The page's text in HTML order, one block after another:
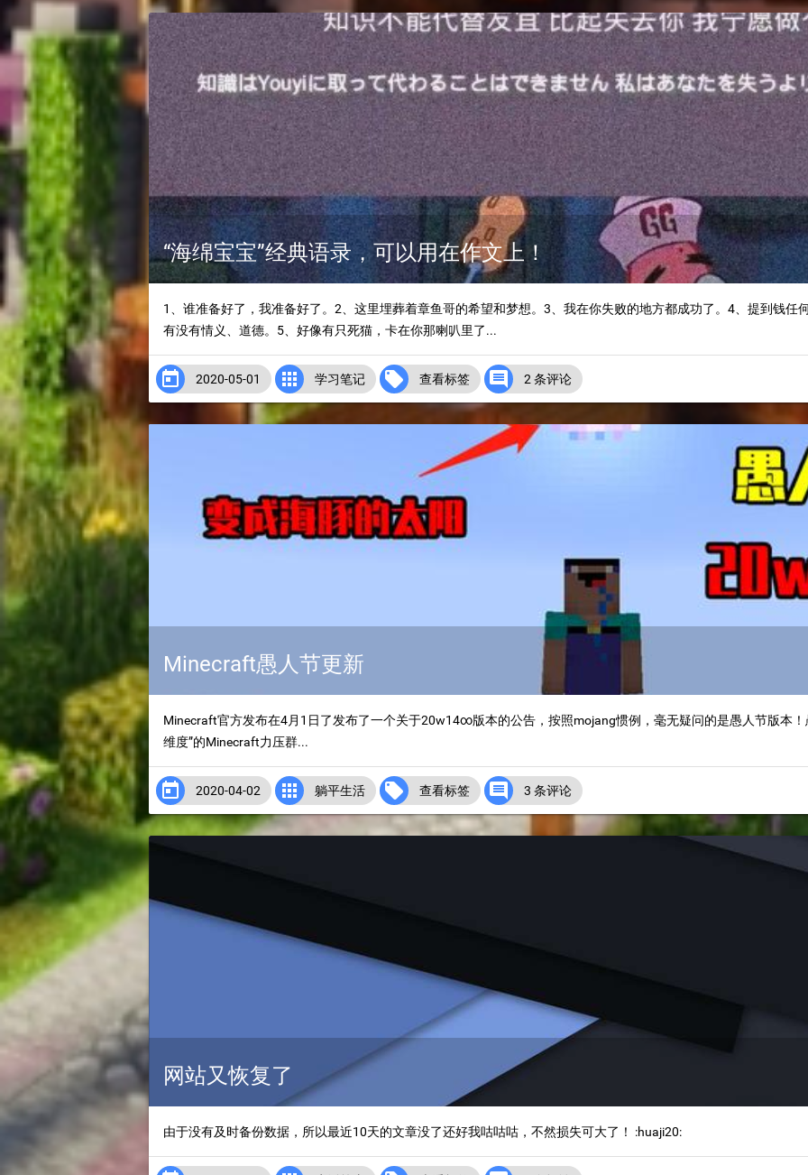
“海绵宝宝”经典语录，可以用在作文上！
1、谁准备好了，我准备好了。2、这里埋葬着章鱼哥的希望和梦想。3、我在你失败的地方都成功了。4、提到钱任
有没有情义、道德。5、好像有只死猫，卡在你那喇叭里了...
 2020-05-01  学习笔记  查看标签  2 条评论
Minecraft愚人节更新
Minecraft官方发布在4月1日了发布了一个关于20w14∞版本的公告，按照mojang惯例，毫无疑问的是愚人节版本
维度”的Minecraft力压群...
 2020-04-02  躺平生活  查看标签  3 条评论
网站又恢复了
由于没有及时备份数据，所以最近10天的文章没了还好我咕咕咕，不然损失可大了！ :huaji20: